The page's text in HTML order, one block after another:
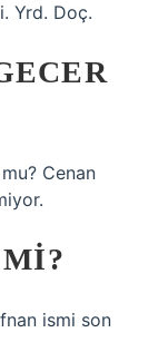
Yrd. Doç.
Cenan
ismi son